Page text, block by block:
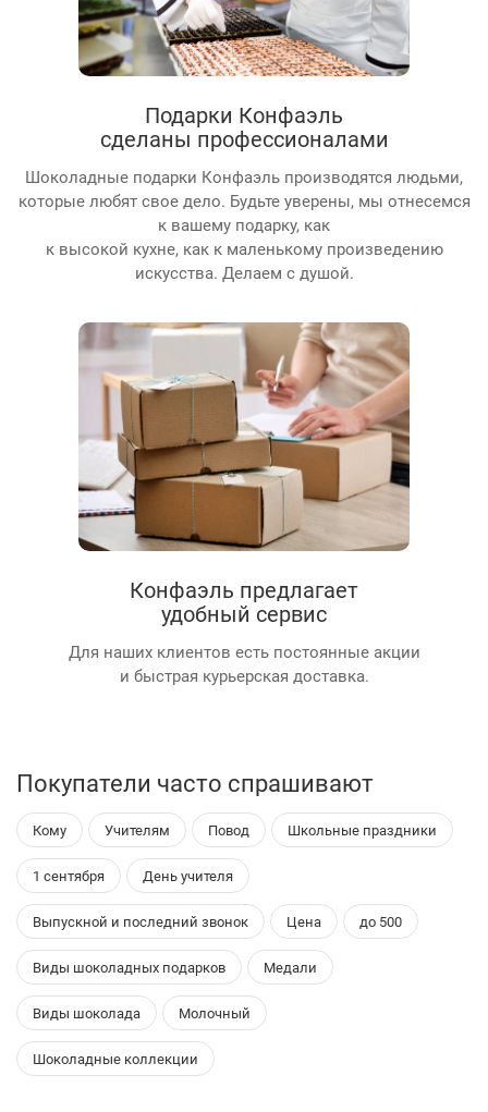
Подарки Конфаэль
сделаны профессионалами
Шоколадные подарки Конфаэль производятся людьми,
которые любят свое дело. Будьте уверены, мы отнесемся
к вашему подарку, как
к высокой кухне, как к маленькому произведению
искусства. Делаем с душой.
Конфаэль предлагает
удобный сервис
Для наших клиентов есть постоянные акции
и быстрая курьерская доставка.
Покупатели часто спрашивают
Кому Учителям Повод Школьные праздники
1 сентября День учителя
Выпускной и последний звонок Цена до 500
Виды шоколадных подарков Медали
Виды шоколада Молочный
Шоколадные коллекции